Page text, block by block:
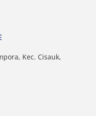
Kec. Cisauk,